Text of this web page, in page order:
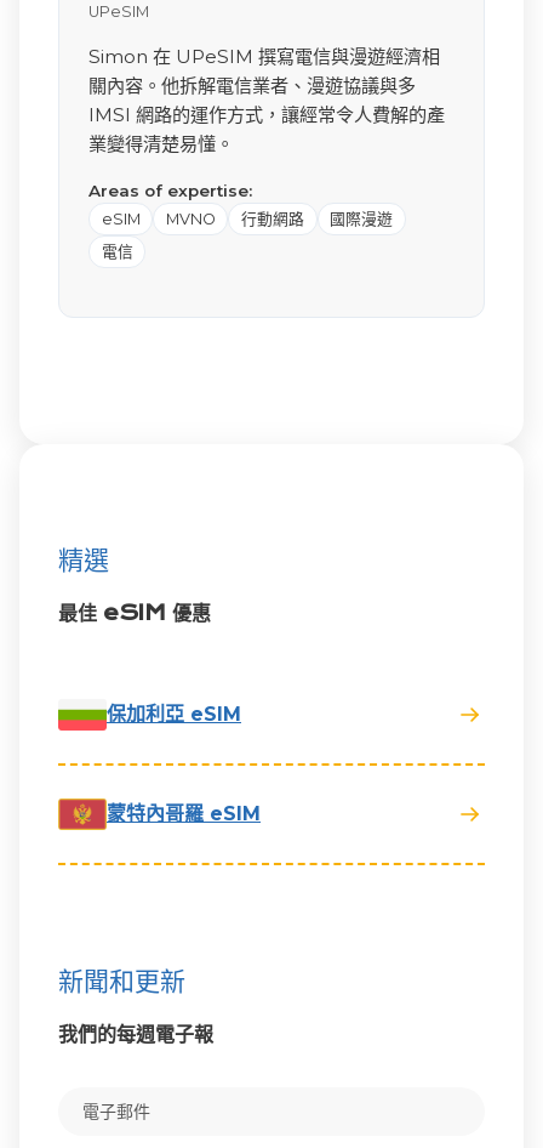
UPeSIM
Simon 在 UPeSIM 撰寫電信與漫遊經濟相
關內容。他拆解電信業者、漫遊協議與多
IMSI 網路的運作方式，讓經常令人費解的產
業變得清楚易懂。
Areas of expertise:
eSIM MVNO 行動網路
國際漫遊
電信
精選
最佳 eSIM 優惠
保加利亞 eSIM
蒙特內哥羅 eSIM
新聞和更新
我們的每週電子報